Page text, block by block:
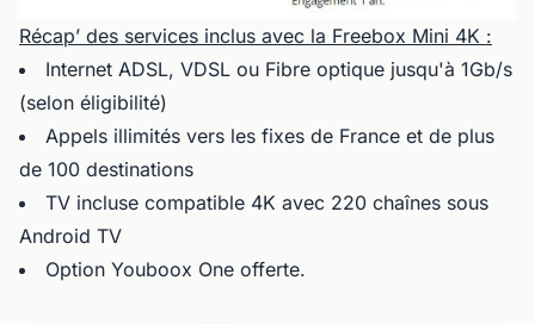
Récap’ des services inclus avec la Freebox Mini 4K :
Internet ADSL, VDSL ou Fibre optique jusqu'à 1Gb/s
(selon éligibilité)
Appels illimités vers les fixes de France et de plus
de 100 destinations
TV incluse compatible 4K avec 220 chaînes sous
Android TV
Option Youboox One offerte.